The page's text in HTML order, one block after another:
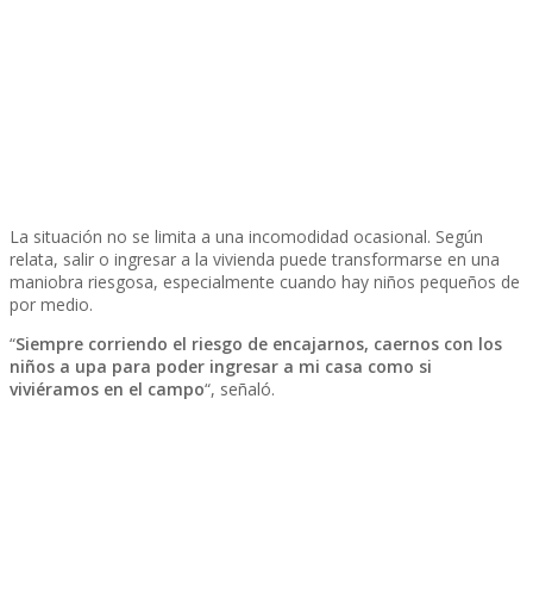
La situación no se limita a una incomodidad ocasional. Según
relata, salir o ingresar a la vivienda puede transformarse en una
maniobra riesgosa, especialmente cuando hay niños pequeños de
por medio.
“Siempre corriendo el riesgo de encajarnos, caernos con los
niños a upa para poder ingresar a mi casa como si
viviéramos en el campo“, señaló.